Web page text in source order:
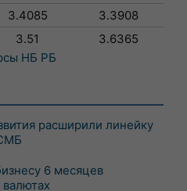
3.4085
3.3908
3.51
3.6365
НБ РБ
расширили линейку
6 месяцев